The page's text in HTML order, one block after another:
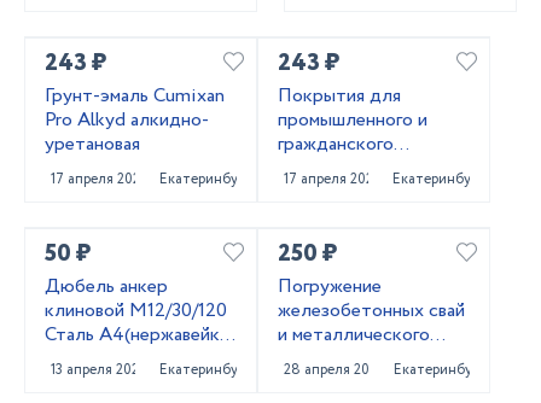
243 ₽
Грунт-эмаль Cumixan
Pro Alkyd алкидно-
уретановая
17 апреля 2025 Екатеринбург
243 ₽
Покрытия для
промышленного и
гражданского
строительства от
поставщика
17 апреля 2025 Екатеринбург
50 ₽
Дюбель анкер
клиновой М12/30/120
Сталь А4(нержавейка)
Фирма WURTH
13 апреля 2024 Екатеринбург
250 ₽
Погружение
железобетонных свай
и металлического
шпунта аренда
сваебоя
28 апреля 2022 Екатеринбург